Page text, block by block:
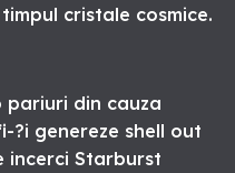
cristale cosmice.
din cauza
?i genereze shell out
incerci Starburst